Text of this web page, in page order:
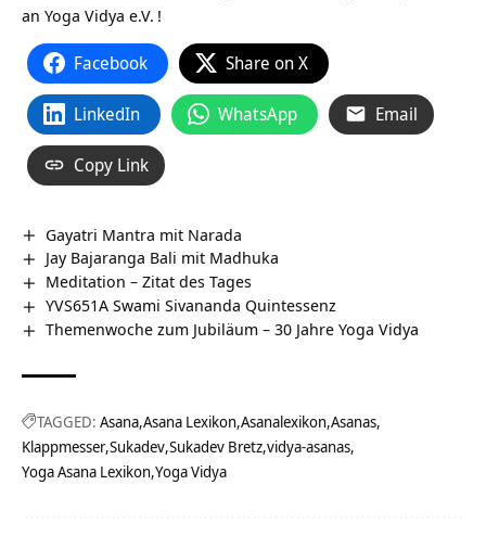
an Yoga Vidya e.V. !
Facebook Share on X
LinkedIn WhatsApp Email
Copy Link
Gayatri Mantra mit Narada
Jay Bajaranga Bali mit Madhuka
Meditation – Zitat des Tages
YVS651A Swami Sivananda Quintessenz
Themenwoche zum Jubiläum – 30 Jahre Yoga Vidya
TAGGED: Asana Asana Lexikon Asanalexikon Asanas
Klappmesser Sukadev Sukadev Bretz vidya-asanas
Yoga Asana Lexikon Yoga Vidya